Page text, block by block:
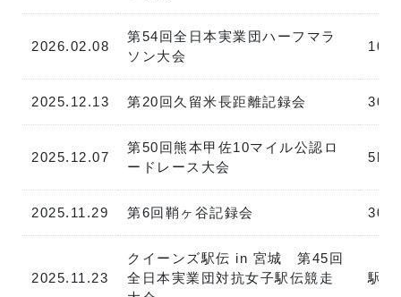
2026.02.08
第54回全日本実業団ハーフマラ
ソン大会
2025.12.13 第20回久留米長距離記録会
2025.12.07
第50回熊本甲佐10マイル公認ロ
ードレース大会
5km
2025.11.29 第6回鞘ヶ谷記録会
2025.11.23
クイーンズ駅伝 in 宮城 第45回
全日本実業団対抗女子駅伝競走
駅伝